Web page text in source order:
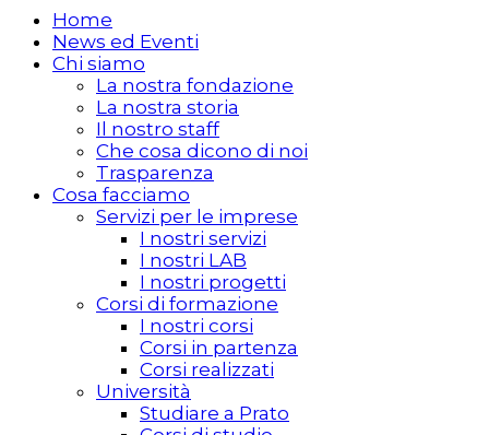
Home
News ed Eventi
Chi siamo
La nostra fondazione
La nostra storia
Il nostro staff
Che cosa dicono di noi
Trasparenza
Cosa facciamo
Servizi per le imprese
I nostri servizi
I nostri LAB
I nostri progetti
Corsi di formazione
I nostri corsi
Corsi in partenza
Corsi realizzati
Università
Studiare a Prato